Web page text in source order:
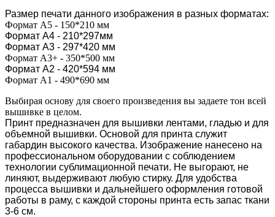
Размер печати данного изображения в разных форматах:
Формат А5 - 150*210 мм
Формат А4 - 210*297мм
Формат А3 - 297*420 мм
Формат А3+ - 350*500 мм
Формат А2 - 420*594 мм
Формат А1 - 490*690 мм
Выбирая основу для своего произведения вы задаете тон всей
вышивке в целом.
Принт предназначен для вышивки лентами, гладью и для
объемной вышивки. Основой для принта служит
габардин высокого качества. Изображение нанесено на
профессиональном оборудовании с соблюдением
технологии сублимационной печати. Не выгорают, не
линяют, выдерживают любую стирку. Для удобства
процесса вышивки и дальнейшего оформления готовой
работы в раму, с каждой стороны принта есть запас ткани
3-6 см.